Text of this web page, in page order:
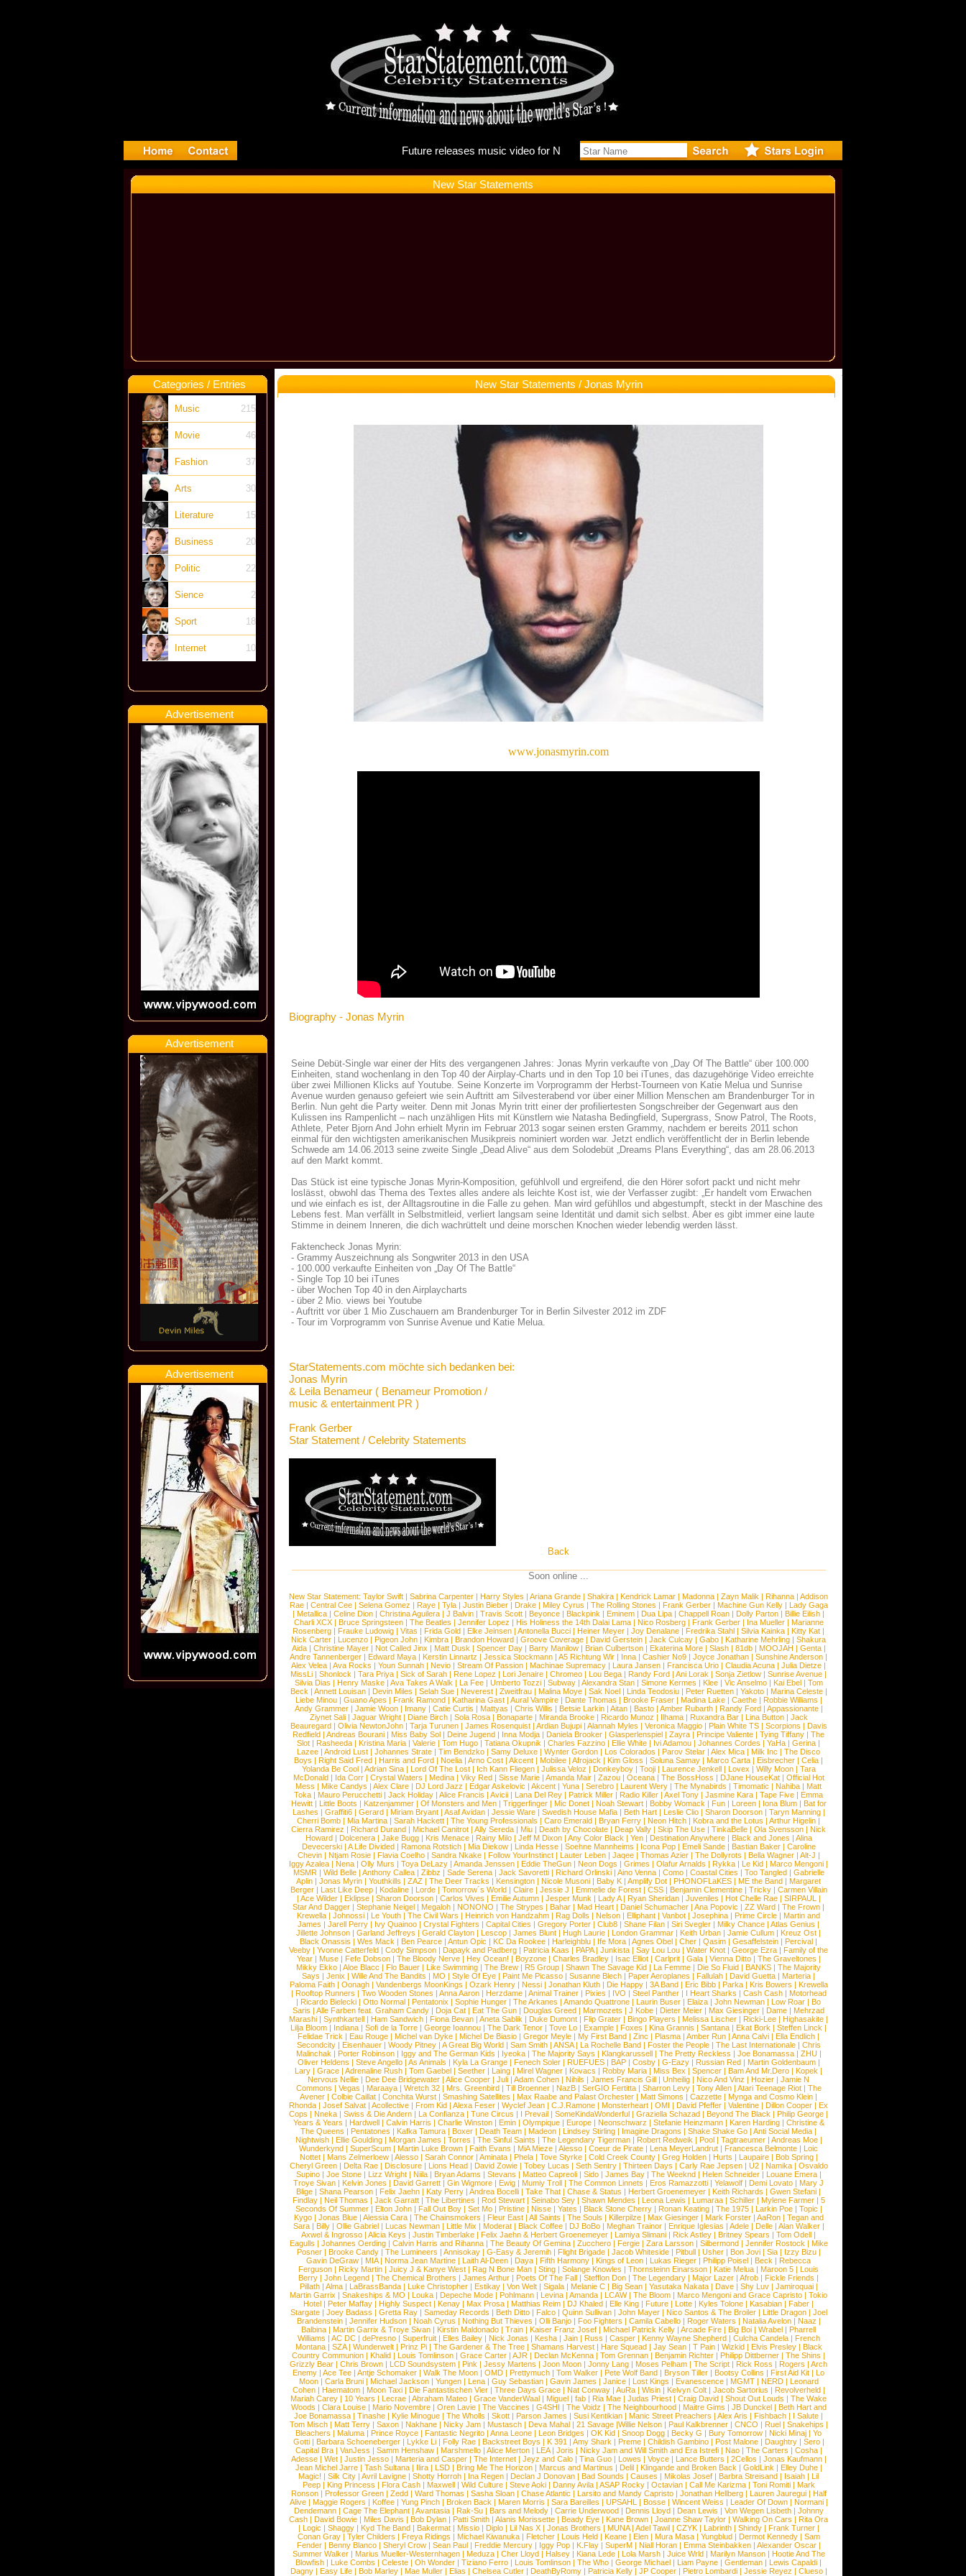
Future releases
New Star Statements
Categories / Entries
Music 215
Movie 46
Fashion 37
Arts 30
Literature 15
Business 20
Politic 22
Sience 2
Sport 18
Internet 10
Advertisement
Advertisement
Advertisement
New Star Statements / Jonas Myrin
www.jonasmyrin.com
Biography - Jonas Myrin
Seine Debüt-Single war einer der Hits des vergangenen Jahres: Jonas Myrin verkaufte von „Day Of The Battle“ über 100.000
Einheiten, stand wochenlang in den Top 40 der Airplay-Charts und in den Top 10 bei iTunes, das dazugehörige Video erreichte
über zwei Millionen Klicks auf Youtube. Seine Konzerte im Vorprogramm der Herbst-Tourneen von Katie Melua und Sunrise
Avenue wurden genauso gefeiert wie sein Auftritt am Silvesterabend vor über einer Million Menschen am Brandenburger Tor in
Berlin. Nun geht die Party weiter. Denn mit Jonas Myrin tritt einer der profiliertesten Songschreiber der Gegenwart aus den
Kulissen ins Rampenlicht – nach unzähligen Hits mit Künstlern wie Natasha Bedingfield, Supergrass, Snow Patrol, The Roots,
Athlete, Peter Bjorn And John erhielt Myrin im Februar 2013 sogar seinen ersten Grammy, nachdem er bereits 2011 schon
einmal für den wichtigsten amerikanischen Musikpreis nominiert worden war. Jetzt endlich veröffentlicht der in Berlin lebende
Schwede am 14.06.2013 seine zweite Single „Dead Alive“ aus dem Solodebüt „Dreams Plans Everything“, das am 28.06.2013
auf den Markt kommt.
Das Stück ist eine typische Jonas Myrin-Komposition, gefühlvoll und ergreifend, die den Hörer sofort packt und nicht mehr
loslässt, obwohl das Thema des Textes alles andere als leichte Kost ist, wie der Verfasser zugibt: „Er handelt vom Erwachen
und wie einfach es ist, der Alltagsroutine in die Falle zu gehen. Man wird gefühllos und abgestumpft, steckt in der Maschine des
Lebens fest. Man verfällt in Selbstmitleid, verliert langsam seine Identität und damit sich selbst. Aber es gibt immer eine laute
Stimme in deinem Inneren, die dich wachrüttelt und deine morschen Knochen wieder lebendig werden lässt.
Faktencheck Jonas Myrin:
- Grammy Auszeichnung als Songwriter 2013 in den USA
- 100.000 verkaufte Einheiten von „Day Of The Battle“
- Single Top 10 bei iTunes
- über Wochen Top 40 in den Airplaycharts
- über 2 Mio. views bei Youtube
- Auftritt vor über 1 Mio Zuschauern am Brandenburger Tor in Berlin Silvester 2012 im ZDF
- Tour im Vorprogramm von Sunrise Avenue und Katie Melua.
StarStatements.com möchte sich bedanken bei:
Jonas Myrin
& Leila Benameur ( Benameur Promotion /
music & entertainment PR )
Frank Gerber
Star Statement / Celebrity Statements
Back
Soon online ...
New Star Statement: Taylor Swift | Sabrina Carpenter | Harry Styles | Ariana Grande | Shakira | Kendrick Lamar | Madonna | Zayn Malik | Rihanna | Addison
Rae| Central Cee| Selena Gomez | Raye| Tyla| Justin Bieber| Drake| Miley Cyrus | The Rolling Stones | Frank Gerber| Machine Gun Kelly| Lady Gaga
| Metallica | Celine Dion | Christina Aguilera | J Balvin | Travis Scott | Beyonce | Blackpink | Eminem | Dua Lipa | Chappell Roan | Dolly Parton | Billie Eilish |
Charli XCX| Bruce Springsteen| The Beatles | Jennifer Lopez | His Holiness the 14th Dalai Lama| Nico Rosberg| Frank Gerber| Ina Mueller| Marianne
Rosenberg | Frauke Ludowig | Vitas | Frida Gold | Elke Jeinsen | Antonella Bucci | Heiner Meyer | Joy Denalane | Fredrika Stahl | Silvia Kainka | Kitty Kat |
Nick Carter | Lucenzo | Pigeon John | Kimbra | Brandon Howard | Groove Coverage | David Gerstein | Jack Culcay | Gabo | Katharine Mehrling | Shakura
Aida| Christine Mayer| Not Called Jinx | Matt Dusk | Spencer Day| Barry Manilow| Brian Culbertson| Ekaterina More| Slash| 81db| MOOJAH | Genta|
Andre Tannenberger | Edward Maya | Kerstin Linnartz | Jessica Stockmann | A5 Richtung Wir | Inna | Cashier No9 | Joyce Jonathan | Sunshine Anderson |
Alex Velea | Ava Rocks | Youn Sunnah | Nevio | Stream Of Passion | Machinae Supremacy | Laura Jansen | Francisca Urio | Claudia Acuna | Julia Dietze |
MissLi | Shonlock | Tara Priya | Sick of Sarah | Rene Lopez | Lori Jenaire | Chromeo | Lou Bega | Randy Ford | Ani Lorak | Sonja Zietlow | Sunrise Avenue |
Silvia Dias | Henry Maske| Ava Takes A Walk | La Fee| Umberto Tozzi| Subway| Alexandra Stan| Simone Kermes | Klee| Vic Anselmo| Kai Ebel| Tom
Beck | Annett Louisan| Devin Miles | Selah Sue| Neverest| Zweitfrau| Malina Moye| Sak Noel| Linda Teodosiu| Peter Ruetten| Yakoto| Marina Celeste|
Liebe Minou| Guano Apes | Frank Ramond| Katharina Gast| Aural Vampire| Dante Thomas | Brooke Fraser| Madina Lake| Caethe| Robbie Williams |
Andy Grammer| Jamie Woon| Imany| Catie Curtis | Mattyas | Chris Willis | Betsie Larkin| Aitan| Basto| Amber Rubarth| Randy Ford| Appassionante|
Ziynet Sali| Jaguar Wright| Diane Birch| Sola Rosa| Bonaparte| Miranda Brooke| Ricardo Munoz | Ilhama| Ruxandra Bar| Lina Button| Jack
Beauregard| Olivia NewtonJohn| Tarja Turunen| James Rosenquist| Ardian Bujupi| Alannah Myles | Veronica Maggio| Plain White TS| Scorpions | Davis
Redfield | Andreas Bourani | Miss Baby Sol | Deine Jugend | Inna Modja | Daniela Brooker | Glasperlenspiel | Zayra | Principe Valiente | Tying Tiffany | The
Slot | Rasheeda | Kristina Maria | Valerie | Tom Hugo | Tatiana Okupnik | Charles Fazzino | Ellie White | Ivi Adamou | Johannes Cordes | YaHa | Gerina |
Lazee | Android Lust | Johannes Strate | Tim Bendzko | Samy Deluxe | Wynter Gordon | Los Colorados | Parov Stelar | Alex Mica | Milk Inc | The Disco
Boys | Right Said Fred | Harris and Ford | Noelia | Arno Cost | Akcent | Mobilee | Afrojack | Kim Gloss | Soluna Samay | Marco Carta | Eisbrecher | Celia |
Yolanda Be Cool| Adrian Sina| Lord Of The Lost| Ich Kann Fliegen| Julissa Veloz | Donkeyboy| Tooji| Laurence Jenkell| Lovex | Willy Moon| Tara
McDonald| Ida Corr| Crystal Waters | Medina| Viky Red| Sisse Marie| Amanda Mair| Zazou| Oceana| The BossHoss | DJane HouseKat| Official Hot
Mess | Mike Candys | Alex Clare | DJ Lord Jazz | Edgar Askelovic | Akcent | Yuna | Serebro | Laurent Wery | The Mynabirds | Timomatic | Nahiba | Matt
Toka | Mauro Perucchetti | Jack Holiday | Alice Francis | Avicii | Lana Del Rey | Patrick Miller | Radio Killer | Axel Tony | Jasmine Kara | Tape Five | Emma
Hewitt| Little Boots | Katzenjammer| Of Monsters and Men| Triggerfinger| Mic Donet| Noah Stewart| Bobby Womack | Fun| Loreen| Iona Blum| Bat for
Lashes | Graffiti6| Gerard| Miriam Bryant| Asaf Avidan| Jessie Ware| Swedish House Mafia| Beth Hart| Leslie Clio| Sharon Doorson| Taryn Manning|
Cherri Bomb | Mia Martina | Sarah Hackett | The Young Professionals | Caro Emerald | Bryan Ferry | Neon Hitch | Kobra and the Lotus | Arthur Higelin |
Cierra Ramirez | Richard Durand | Michael Canitrot | Ally Sereda | Miu | Death by Chocolate | Deap Vally | Skip The Use | TinkaBelle | Ola Svensson | Nick
Howard| Dolcenera| Jake Bugg| Kris Menace| Rainy Milo| Jeff M Dixon| Any Color Black | Yen| Destination Anywhere| Black and Jones | Alina
Devecerski| A Life Divided| Ramona Rotstich| Mia Diekow| Linda Hesse| Soehne Mannheims | Icona Pop| Emeli Sande| Bastian Baker| Caroline
Chevin| Ntjam Rosie| Flavia Coelho| Sandra Nkake| Follow YourInstinct| Lauter Leben| Jaqee| Thomas Azier| The Dollyrots | Bella Wagner| Alt-J |
Iggy Azalea | Nena | Olly Murs | Toya DeLazy | Amanda Jenssen | Eddie TheGun | Neon Dogs | Grimes | Olafur Arnalds | Rykka | Le Kid | Marco Mengoni |
MSMR| Wild Belle| Anthony Callea| Zibbz | Sade Serena| Jack Savoretti| Richard Orlinski| Aino Venna| Como| Coastal Cities | Too Tangled| Gabrielle
Aplin | Jonas Myrin | Youthkills | ZAZ | The Deer Tracks | Kensington | Nicole Musoni | Baby K | Amplify Dot | PHONOFLaKES | ME the Band | Margaret
Berger| Last Like Deep| Kodaline| Lorde| Tomorrow´s World| Claire| Jessie J | Emmelie de Forest| CSS| Benjamin Clementine| Tricky| Carmen Villain
| Ace Wilder| Eklipse| Sharon Doorson| Carlos Vives | Emilie Autumn| Jesper Munk | Lady A| Ryan Sheridan| Juveniles | Hot Chelle Rae| SIRPAUL
|
Star And Dagger | Stephanie Neigel | Megaloh | NONONO | The Strypes | Bahar | Mad Heart | Daniel Schumacher | Ana Popovic | ZZ Ward | The Frown |
Krewella | Johnossi | Le Youth | The Civil Wars | Heinrich von Handzahm | Rag Dolls | Nelson | Elliphant | Vanbot | Josephina | Prime Circle | Martin and
James | Jarell Perry | Ivy Quainoo | Crystal Fighters | Capital Cities | Gregory Porter | Club8 | Shane Filan | Siri Svegler | Milky Chance | Atlas Genius |
Jillette Johnson | Garland Jeffreys | Gerald Clayton | Lescop | James Blunt | Hugh Laurie | London Grammar | Keith Urban | Jamie Cullum | Kreuz Ost |
Black Onassis | Wes Mack | Ben Pearce | Antun Opic | KC Da Rookee | Harleighblu | Ife Mora | Agnes Obel | Cher | Qasim | Gesaffelstein | Percival |
Veeby | Yvonne Catterfeld | Cody Simpson | Dapayk and Padberg | Patricia Kaas | PAPA| Junkista | Say Lou Lou | Water Knot | George Ezra | Family of the
Year| Muse| Fefe Dobson| The Bloody Nerve| Hey Ocean! | Boyzone| Charles Bradley| Isac Elliot| Carlprit| Gala| Vienna Ditto| The Graveltones |
Mikky Ekko | Aloe Blacc | Flo Bauer | Like Swimming | The Brew | R5 Group | Shawn The Savage Kid | La Femme | Die So Fluid | BANKS | The Majority
Says | Jenix | Wille And The Bandits | MO | Style Of Eye | Paint Me Picasso | Susanne Blech | Paper Aeroplanes | Fallulah | David Guetta | Marteria |
Paloma Faith| Oonagh| Vandenbergs MoonKings | Ozark Henry| Nessi| Jonathan Kluth| Die Happy| 3A Band| Eric Bibb| Parka| Kris Bowers | Krewella
| Rooftop Runners | Two Wooden Stones | Anna Aaron| Herzdame| Animal Trainer| Pixies | IVO | Steel Panther| I Heart Sharks | Cash Cash| Motorhead
| Ricardo Bielecki | Otto Normal | Pentatonix | Sophie Hunger | The Arkanes | Amando Quattrone | Laurin Buser | Elaiza | John Newman | Low Roar | Bo
Saris | Alle Farben feat. Graham Candy | Doja Cat | Eat The Gun | Douglas Greed | Marmozets | J Kobe | Dieter Meier | Max Giesinger | Dame | Mehrzad
Marashi | Synthkartell | Ham Sandwich | Fiona Bevan | Aneta Sablik | Duke Dumont | Flip Grater | Bingo Players | Melissa Lischer | Ricki-Lee | Highasakite |
Lilja Bloom | Indiana | Sofi de la Torre | George Ioannou | The Dark Tenor | Tove Lo | Example | Foxes | Kina Grannis | Santana | Ekat Bork | Steffen Linck |
Felidae Trick | Eau Rouge | Michel van Dyke | Michel De Biasio | Gregor Meyle | My First Band | Zinc | Plasma | Amber Run | Anna Calvi | Ella Endlich |
Secondcity| Eisenhauer| Woody Pitney| A Great Big World| Sam Smith| ANSA| La Rochelle Band| Foster the People| The Last Internationale| Chris
Malinchak | Porter Robinson| Iggy and The German Kids | Iyeoka| The Majority Says | Klangkarussell| The Pretty Reckless | Joe Bonamassa| ZHU|
Oliver Heldens | Steve Angello| As Animals | Kyla La Grange| Fenech Soler| RUEFUES| BAP| Cosby| G-Eazy| Russian Red| Martin Goldenbaum|
Lary | Grace | Adrenaline Rush | Tom Gaebel | Seether | Laing | Mirel Wagner | Kovacs | Robby Maria | Miss Bex | Spencer | Bam And Mr.Dero | Kopek |
Nervous Nellie | Dee Dee Bridgewater | Alice Cooper | Juli | Adam Cohen | Nihils | James Francis Gill | Unheilig | Nico And Vinz | Hozier | Jamie N
Commons | Vegas | Maraaya| Wretch 32| Mrs. Greenbird| Till Broenner| NazB| SerGIO Fertitta| Sharron Levy| Tony Allen| Atari Teenage Riot| The
Avener | Colbie Caillat | Conchita Wurst | Smashing Satellites | Max Raabe and Palast Orchester | Matt Simons | Cazzette | Mynga and Cosmo Klein |
Rhonda | Josef Salvat | Acollective | From Kid | Alexa Feser | Wyclef Jean | C.J.Ramone | Monsterheart | OMI | David Pfeffer | Valentine | Dillon Cooper | Ex
Cops | Nneka | Swiss & Die Andern | La Confianza | Tune Circus | I Prevail | SomeKindaWonderful | Graziella Schazad | Beyond The Black | Philip George |
Years & Years | Hardwell| Calvin Harris | Charlie Winston| Emin| Olympique| Europe| Neonschwarz | Stefanie Heinzmann| Karen Harding| Christine &
The Queens | Pentatones | Kafka Tamura | Boxer | Death Team | Madeon | Lindsey Stirling | Imagine Dragons | Shake Shake Go | Anti Social Media |
Nightwish| Ellie Goulding| Morgan James | Torres | The Sinful Saints | The Legendary Tigerman| Robert Redweik | Pool| Tagtraeumer| Andreas Moe|
Wunderkynd | SuperScum | Martin Luke Brown | Faith Evans | MiA Mieze | Alesso | Coeur de Pirate | Lena MeyerLandrut | Francesca Belmonte | Loic
Nottet| Mans Zelmerloew| Alesso| Sarah Connor| Aminata| Phela| Tove Styrke| Cold Creek County| Greg Holden| Hurts | Laupaire| Bob Spring|
Cheryl Green| Delta Rae| Disclosure| Lions Head| David Zowie| Tobey Lucas | Seth Sentry| Thirteen Days | Carly Rae Jepsen| U2| Namika| Osvaldo
Supino| Joe Stone| Lizz Wright| Niila| Bryan Adams | Stevans | Matteo Capreoli| Sido| James Bay| The Weeknd| Helen Schneider| Louane Emera|
Troye Sivan | Kelvin Jones | David Garrett | Gin Wigmore | Ewig | Mumiy Troll | The Common Linnets | Eros Ramazzotti | Yelawolf | Demi Lovato | Mary J
Blige | Shana Pearson | Felix Jaehn | Katy Perry | Andrea Bocelli | Take That | Chase & Status | Herbert Groenemeyer | Keith Richards | Gwen Stefani |
Findlay| Neil Thomas | Jack Garratt| The Libertines | Rod Stewart| Seinabo Sey| Shawn Mendes | Leona Lewis | Lumaraa| Schiller| Mylene Farmer| 5
Seconds Of Summer| Elton John| Fall Out Boy| Set Mo| Pristine| Nisse| Yates | Black Stone Cherry| Ronan Keating| The 1975| Larkin Poe| Topic |
Kygo| Jonas Blue| Alessia Cara| The Chainsmokers | Fleur East| All Saints | The Souls | Killerpilze| Max Giesinger| Mark Forster| AaRon| Tegan and
Sara| Billy| Ollie Gabriel| Lucas Newman| Little Mix | Moderat| Black Coffee| DJ BoBo| Meghan Trainor| Enrique Iglesias | Adele| Delle| Alan Walker|
Axwel & Ingrosso | Alicia Keys | Justin Timberlake | Felix Jaehn & Herbert Groenemeyer | Lamiya Slimani | Rick Astley | Britney Spears | Tom Odell |
Eagulls | Johannes Oerding| Calvin Harris and Rihanna| The Beauty Of Gemina| Zucchero| Fergie| Zara Larsson| Silbermond| Jennifer Rostock | Mike
Posner| Brooke Candy| The Lumineers | Annisokay| G-Easy & Jeremih| Flight Brigade| Jacob Whiteside| Pitbull| Usher| Bon Jovi| Sia| Izzy Bizu|
Gavin DeGraw | MIA| Norma Jean Martine | Laith Al-Deen | Daya | Fifth Harmony | Kings of Leon | Lukas Rieger | Philipp Poisel | Beck | Rebecca
Ferguson | Ricky Martin | Juicy J & Kanye West | Rag N Bone Man | Sting | Solange Knowles | Thornsteinn Einarsson | Katie Melua | Maroon 5 | Louis
Berry | John Legend | The Chemical Brothers | James Arthur | Poets Of The Fall | Stefflon Don | The Legendary | Major Lazer | Afrob | Fickle Friends |
Pillath| Alma| LaBrassBanda| Luke Christopher| Estikay| Von Welt| Sigala| Melanie C| Big Sean| Yasutaka Nakata| Dave| Shy Luv| Jamiroquai|
Martin Garrix | Snakeships & MO | Louka | Depeche Mode | Pohlmann | Levina | Amanda | LCAW| The Bloom | Marco Mengoni and Grace Capristo | Tokio
Hotel | Peter Maffay | Highly Suspect | Kenay | Max Prosa | Matthias Reim | DJ Khaled | Elle King | Future | Lotte | Kyles Tolone | Kasabian | Faber |
Stargate| Joey Badass | Gretta Ray| Sameday Records | Beth Ditto| Falco| Quinn Sullivan| John Mayer| Nico Santos & The Broiler| Little Dragon| Joel
Brandenstein| Jennifer Hudson| Noah Cyrus | Nothing But Thieves | Olli Banjo| Foo Fighters | Camila Cabello| Roger Waters | Natalia Avelon| Naaz |
Balbina | Martin Garrix & Troye Sivan | Kirstin Maldonado | Train | Kaiser Franz Josef | Michael Patrick Kelly | Arcade Fire | Big Boi | Wrabel | Pharrell
Williams | AC DC| dePresno| Superfruit| Elles Bailey| Nick Jonas | Kesha| Jain| Russ | Casper| Kenny Wayne Shepherd| Culcha Candela| French
Montana| SZA| Wunderwelt| Prinz Pi| The Gardener & The Tree| Shamans Harvest| Hare Squead| Jay Sean| T Pain| Wizkid| Elvis Presley| Black
Country Communion | Khalid | Louis Tomlinson | Grace Carter | AJR | Declan McKenna | Tom Grennan | Benjamin Richter | Philipp Dittberner | The Shins |
Grizzly Bear | Chris Brown | LCD Soundsystem | Pink | Jessy Martens | Joon Moon | Jonny Lang | Moses Pelham | The Script | Rick Ross | Rogers | Arch
Enemy | Ace Tee | Antje Schomaker | Walk The Moon | OMD | Prettymuch | Tom Walker | Pete Wolf Band | Bryson Tiller | Bootsy Collins | First Aid Kit | Lo
Moon| Carla Bruni| Michael Jackson| Yungen| Lena| Guy Sebastian| Gavin James | Janice| Lost Kings | Evanescence| MGMT| NERD| Leonard
Cohen| Haematom| Moon Taxi| Die Fantastischen Vier| Three Days Grace| Nat Conway| AuRa| Wisin| Kelvyn Colt| Jacob Sartorius | Revolverheld|
Mariah Carey | 10 Years | Lecrae | Abraham Mateo | Grace VanderWaal | Miguel | fab | Ria Mae | Judas Priest | Craig David | Shout Out Louds | The Wake
Woods | Clara Louise| Mario Novembre| Oren Lavie| The Vaccines | G4SHI | The Voidz | The Neighbourhood| Maitre Gims | JB Dunckel| Beth Hart and
Joe Bonamassa | Tinashe | Kylie Minogue | The Wholls | Skott | Parson James | Susi Kentikian | Manic Street Preachers | Alex Aris | Fishbach | I Salute |
Tom Misch| Matt Terry| Saxon| Nakhane| Nicky Jam| Mustasch| Deva Mahal| 21 Savage|Willie Nelson| Paul Kalkbrenner| CNCO | Ruel| Snakehips |
Bleachers | Maluma | Prince Royce | Fantastic Negrito | Anna Leone | Leon Bridges | OK Kid | Snoop Dogg | Becky G | Bury Tomorrow | Nicki Minaj | Yo
Gotti| Barbara Schoeneberger| Lykke Li| Folly Rae| Backstreet Boys | K 391 | Amy Shark | Preme| Childish Gambino| Post Malone| Daughtry| Sero|
Capital Bra| VanJess | Samm Henshaw| Marshmello| Alice Merton| LEA| Joris | Nicky Jam and Will Smith and Era Istrefi| Nao| The Carters | Cosha|
Adesse| Wet| Justin Jesso| Marteria and Casper| The Internet| Jeyz and Calo| Tina Guo| Lowes | Voyce| Lance Butters | 2Cellos | Jonas Kaufmann|
Jean Michel Jarre| Tash Sultana| Ilira| LSD| Bring Me The Horizon| Marcus and Martinus | Delil| Klingande and Broken Back | GoldLink | Elley Duhe|
Magic! | Silk City | Avril Lavigne | Shotty Horroh | Ina Regen | Declan J Donovan | Bad Sounds | Causes | Mikolas Josef | Barbra Streisand | Isaiah | Lil
Peep| King Princess | Flora Cash| Maxwell| Wild Culture| Steve Aoki| Danny Avila| ASAP Rocky| Octavian| Call Me Karizma| Toni Romiti| Mark
Ronson| Professor Green| Zedd| Ward Thomas | Sasha Sloan| Chase Atlantic | Larsito and Mandy Capristo| Jonathan Hellberg| Lauren Jauregui| Half
Alive| Maggie Rogers | Koffee| Yung Pinch| Broken Back | Maren Morris | Sara Bareilles | UPSAHL | Bosse| Wincent Weiss | Leader Of Down| Normani|
Dendemann| Cage The Elephant| Avantasia| Rak-Su| Bars and Melody| Carrie Underwood| Dennis Lloyd| Dean Lewis | Von Wegen Lisbeth| Johnny
Cash | David Bowie | Miles Davis | Bob Dylan | Patti Smith | Alanis Morissette | Beady Eye | Kane Brown | Joanne Shaw Taylor | Walking On Cars | Rita Ora
| Logic | Shaggy| Kyd The Band| Bakermat| Missio| Diplo| Lil Nas X| Jonas Brothers | MUNA| Adel Tawil| CZYK| Labrinth| Shindy| Frank Turner|
Conan Gray| Tyler Childers | Freya Ridings | Michael Kiwanuka| Fletcher| Louis Held| Keane| Elen| Mura Masa| Yungblud| Dermot Kennedy| Sam
Fender| Benny Blanco| Sheryl Crow| Sean Paul| Freddie Mercury| Iggy Pop| K.Flay| SuperM| Niall Horan| Emma Steinbakken| Alexander Oscar|
Summer Walker| Marius Mueller-Westernhagen| Meduza| Cher Lloyd| Halsey| Kiana Lede| Lola Marsh| Juice Wrld| Marilyn Manson| Hootie And The
Blowfish | Luke Combs | Celeste | Oh Wonder | Tiziano Ferro | Louis Tomlinson | The Who | George Michael | Liam Payne | Gentleman | Lewis Capaldi |
Dagny| Easy Life| Bob Marley| Mae Muller| Elias | Chelsea Cutler| DeathByRomy| Patricia Kelly| JP Cooper| Pietro Lombardi| Jessie Reyez | Clueso|